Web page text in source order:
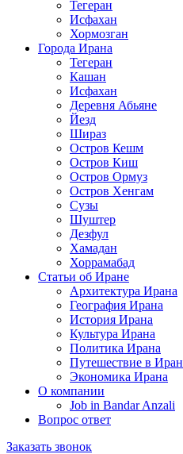
Тегеран
Исфахан
Хормозган
Города Ирана
Тегеран
Кашан
Исфахан
Деревня Абьяне
Йезд
Шираз
Остров Кешм
Остров Киш
Остров Ормуз
Остров Хенгам
Сузы
Шуштер
Дезфул
Хамадан
Хоррамабад
Статьи об Иране
Архитектура Ирана
География Ирана
История Ирана
Культура Ирана
Политика Ирана
Путешествие в Иран
Экономика Ирана
О компании
Job in Bandar Anzali
Вопрос ответ
Заказать звонок